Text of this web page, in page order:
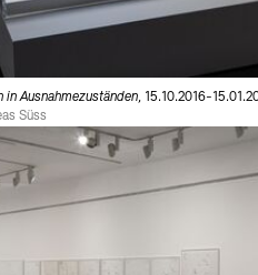
in Ausnahmezuständen, 15.10.2016-
Süss